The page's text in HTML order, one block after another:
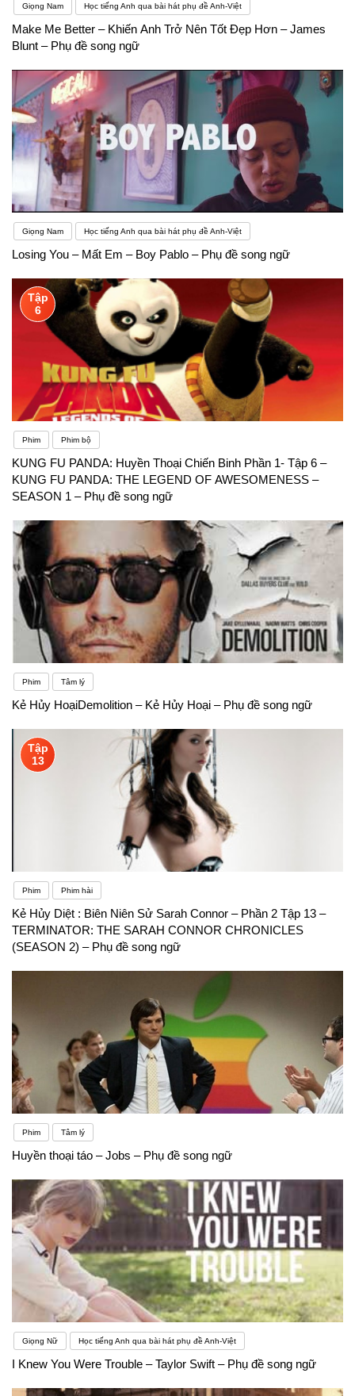
Giọng Nam Học tiếng Anh qua bài hát phụ đề Anh-Việt
Make Me Better – Khiến Anh Trở Nên Tốt Đẹp Hơn – James
Blunt – Phụ đề song ngữ
Giọng Nam Học tiếng Anh qua bài hát phụ đề Anh-Việt
Losing You – Mất Em – Boy Pablo – Phụ đề song ngữ
Tập
6
Phim Phim bộ
KUNG FU PANDA: Huyền Thoại Chiến Binh Phần 1- Tập 6 –
KUNG FU PANDA: THE LEGEND OF AWESOMENESS –
SEASON 1 – Phụ đề song ngữ
Phim Tâm lý
Kẻ Hủy HoạiDemolition – Kẻ Hủy Hoại – Phụ đề song ngữ
Tập
13
Phim Phim hài
Kẻ Hủy Diệt : Biên Niên Sử Sarah Connor – Phần 2 Tập 13 –
TERMINATOR: THE SARAH CONNOR CHRONICLES
(SEASON 2) – Phụ đề song ngữ
Phim Tâm lý
Huyền thoại táo – Jobs – Phụ đề song ngữ
Giọng Nữ Học tiếng Anh qua bài hát phụ đề Anh-Việt
I Knew You Were Trouble – Taylor Swift – Phụ đề song ngữ